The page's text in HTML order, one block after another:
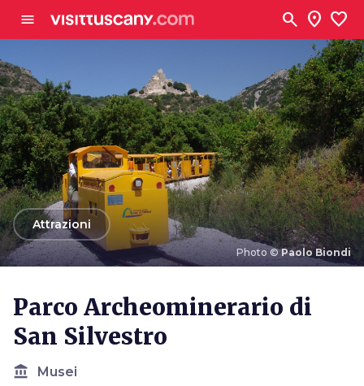
menu search location_on favorite
Photo ©Paolo Biondi
arrow_backAttrazioni
Parco Archeominerario di
San Silvestro
account_balance Musei